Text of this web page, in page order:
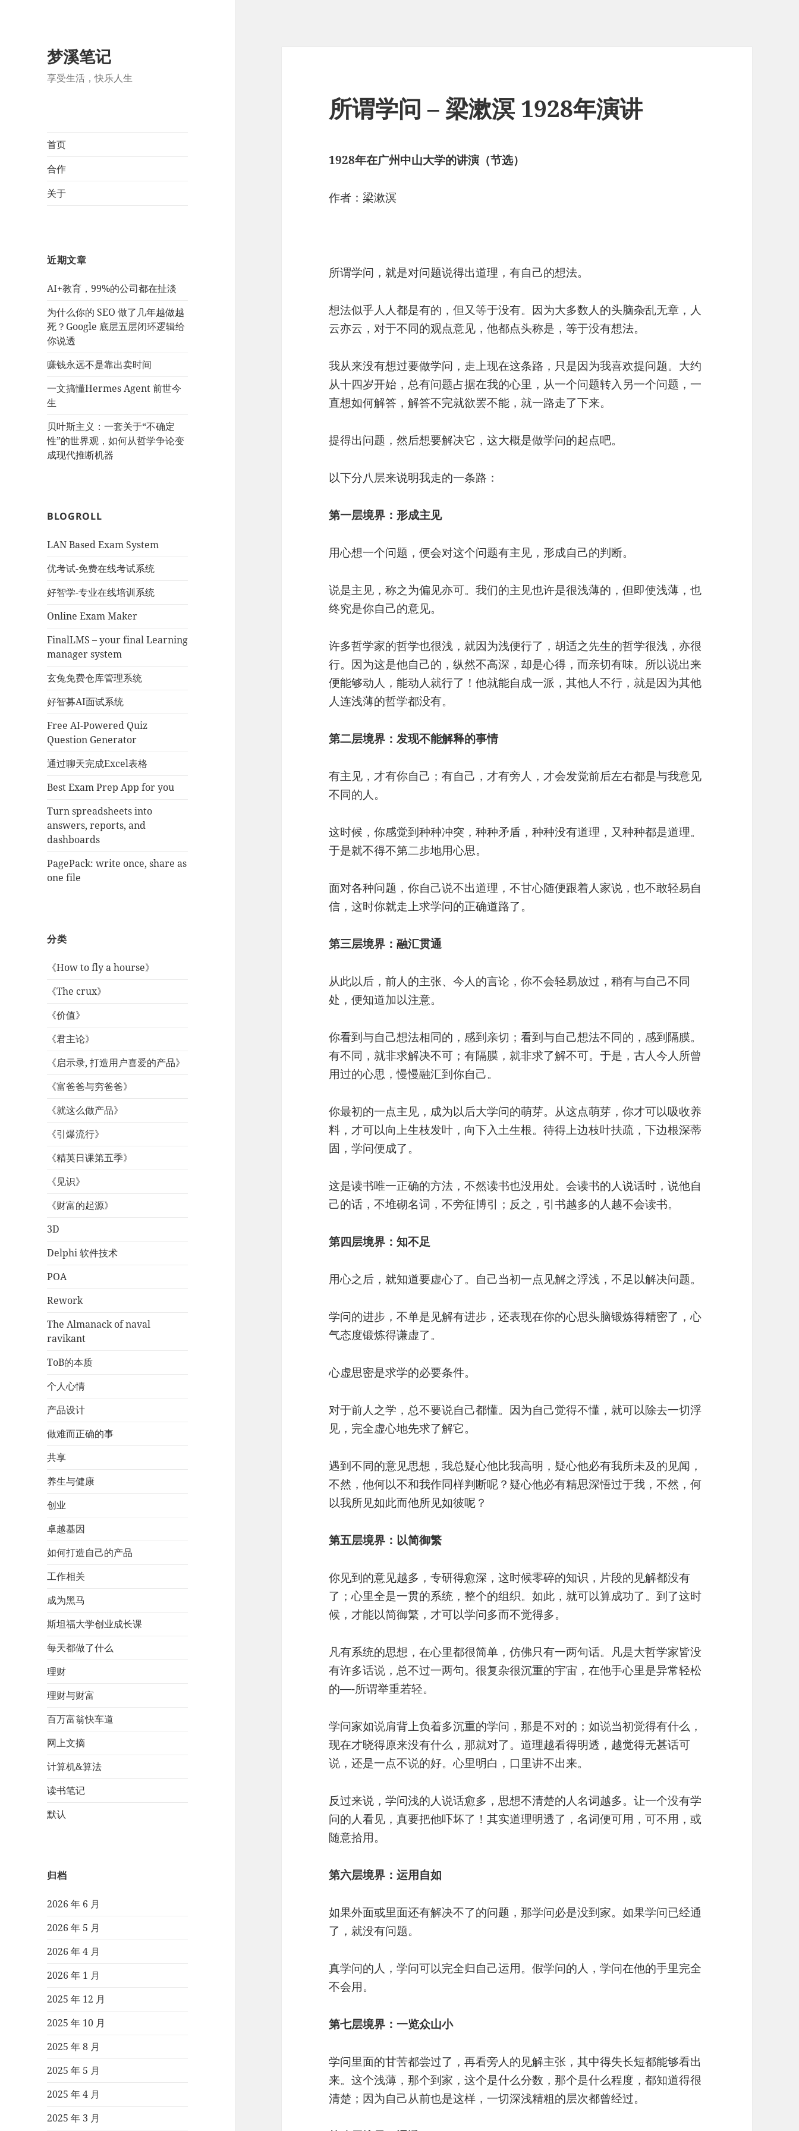
梦溪笔记
享受生活，快乐人生
首页
合作
关于
近期文章
AI+教育，99%的公司都在扯淡
为什么你的 SEO 做了几年越做越
死？Google 底层五层闭环逻辑给
你说透
赚钱永远不是靠出卖时间
一文搞懂Hermes Agent 前世今
生
贝叶斯主义：一套关于“不确定
性”的世界观，如何从哲学争论变
成现代推断机器
BLOGROLL
LAN Based Exam System
优考试-免费在线考试系统
好智学-专业在线培训系统
Online Exam Maker
FinalLMS – your final Learning
manager system
玄兔免费仓库管理系统
好智募AI面试系统
Free AI-Powered Quiz
Question Generator
通过聊天完成Excel表格
Best Exam Prep App for you
Turn spreadsheets into
answers, reports, and
dashboards
PagePack: write once, share as
one file
分类
《How to fly a hourse》
《The crux》
《价值》
《君主论》
《启示录, 打造用户喜爱的产品》
《富爸爸与穷爸爸》
《就这么做产品》
《引爆流行》
《精英日课第五季》
《见识》
《财富的起源》
3D
Delphi 软件技术
POA
Rework
The Almanack of naval
ravikant
ToB的本质
个人心情
产品设计
做难而正确的事
共享
养生与健康
创业
卓越基因
如何打造自己的产品
工作相关
成为黑马
斯坦福大学创业成长课
每天都做了什么
理财
理财与财富
百万富翁快车道
网上文摘
计算机&算法
读书笔记
默认
归档
2026 年 6 月
2026 年 5 月
2026 年 4 月
2026 年 1 月
2025 年 12 月
2025 年 10 月
2025 年 8 月
2025 年 5 月
2025 年 4 月
2025 年 3 月
所谓学问 – 梁漱溟 1928年演讲
1928年在广州中山大学的讲演（节选）
作者：梁漱溟
所谓学问，就是对问题说得出道理，有自己的想法。
想法似乎人人都是有的，但又等于没有。因为大多数人的头脑杂乱无章，人
云亦云，对于不同的观点意见，他都点头称是，等于没有想法。
我从来没有想过要做学问，走上现在这条路，只是因为我喜欢提问题。大约
从十四岁开始，总有问题占据在我的心里，从一个问题转入另一个问题，一
直想如何解答，解答不完就欲罢不能，就一路走了下来。
提得出问题，然后想要解决它，这大概是做学问的起点吧。
以下分八层来说明我走的一条路：
第一层境界：形成主见
用心想一个问题，便会对这个问题有主见，形成自己的判断。
说是主见，称之为偏见亦可。我们的主见也许是很浅薄的，但即使浅薄，也
终究是你自己的意见。
许多哲学家的哲学也很浅，就因为浅便行了，胡适之先生的哲学很浅，亦很
行。因为这是他自己的，纵然不高深，却是心得，而亲切有味。所以说出来
便能够动人，能动人就行了！他就能自成一派，其他人不行，就是因为其他
人连浅薄的哲学都没有。
第二层境界：发现不能解释的事情
有主见，才有你自己；有自己，才有旁人，才会发觉前后左右都是与我意见
不同的人。
这时候，你感觉到种种冲突，种种矛盾，种种没有道理，又种种都是道理。
于是就不得不第二步地用心思。
面对各种问题，你自己说不出道理，不甘心随便跟着人家说，也不敢轻易自
信，这时你就走上求学问的正确道路了。
第三层境界：融汇贯通
从此以后，前人的主张、今人的言论，你不会轻易放过，稍有与自己不同
处，便知道加以注意。
你看到与自己想法相同的，感到亲切；看到与自己想法不同的，感到隔膜。
有不同，就非求解决不可；有隔膜，就非求了解不可。于是，古人今人所曾
用过的心思，慢慢融汇到你自己。
你最初的一点主见，成为以后大学问的萌芽。从这点萌芽，你才可以吸收养
料，才可以向上生枝发叶，向下入土生根。待得上边枝叶扶疏，下边根深蒂
固，学问便成了。
这是读书唯一正确的方法，不然读书也没用处。会读书的人说话时，说他自
己的话，不堆砌名词，不旁征博引；反之，引书越多的人越不会读书。
第四层境界：知不足
用心之后，就知道要虚心了。自己当初一点见解之浮浅，不足以解决问题。
学问的进步，不单是见解有进步，还表现在你的心思头脑锻炼得精密了，心
气态度锻炼得谦虚了。
心虚思密是求学的必要条件。
对于前人之学，总不要说自己都懂。因为自己觉得不懂，就可以除去一切浮
见，完全虚心地先求了解它。
遇到不同的意见思想，我总疑心他比我高明，疑心他必有我所未及的见闻，
不然，他何以不和我作同样判断呢？疑心他必有精思深悟过于我，不然，何
以我所见如此而他所见如彼呢？
第五层境界：以简御繁
你见到的意见越多，专研得愈深，这时候零碎的知识，片段的见解都没有
了；心里全是一贯的系统，整个的组织。如此，就可以算成功了。到了这时
候，才能以简御繁，才可以学问多而不觉得多。
凡有系统的思想，在心里都很简单，仿佛只有一两句话。凡是大哲学家皆没
有许多话说，总不过一两句。很复杂很沉重的宇宙，在他手心里是异常轻松
的—-所谓举重若轻。
学问家如说肩背上负着多沉重的学问，那是不对的；如说当初觉得有什么，
现在才晓得原来没有什么，那就对了。道理越看得明透，越觉得无甚话可
说，还是一点不说的好。心里明白，口里讲不出来。
反过来说，学问浅的人说话愈多，思想不清楚的人名词越多。让一个没有学
问的人看见，真要把他吓坏了！其实道理明透了，名词便可用，可不用，或
随意拾用。
第六层境界：运用自如
如果外面或里面还有解决不了的问题，那学问必是没到家。如果学问已经通
了，就没有问题。
真学问的人，学问可以完全归自己运用。假学问的人，学问在他的手里完全
不会用。
第七层境界：一览众山小
学问里面的甘苦都尝过了，再看旁人的见解主张，其中得失长短都能够看出
来。这个浅薄，那个到家，这个是什么分数，那个是什么程度，都知道得很
清楚；因为自己从前也是这样，一切深浅精粗的层次都曾经过。